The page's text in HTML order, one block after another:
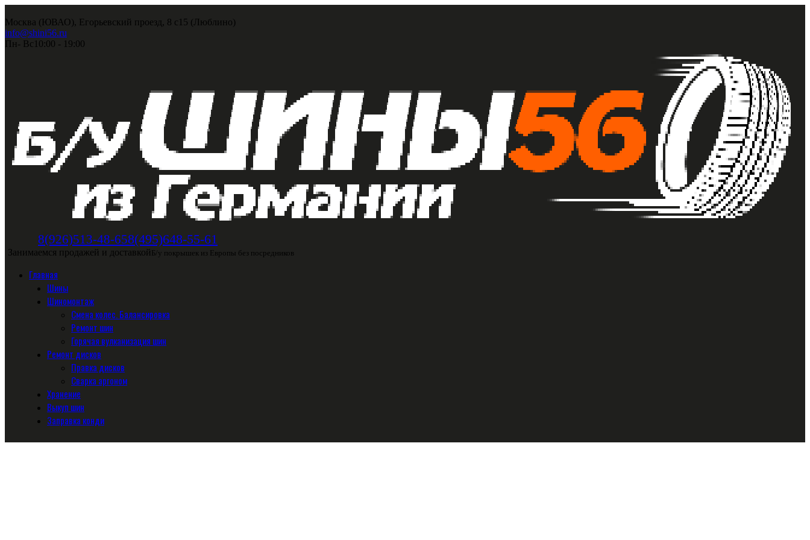
Москва (ЮВАО), Егорьевский проезд, 8 с15 (Люблино)
info@shini56.ru
Пн- Вс 10:00 - 19:00
8(926)513-48-658(495)648-55-61
Занимаемся продажей и доставкой Б/у покрышек из Европы без посредников
Главная
Шины
Шиномонтаж
Смена колес. Балансировка
Ремонт шин
Горячая вулканизация шин
Ремонт дисков
Правка дисков
Сварка аргоном
Хранение
Выкуп шин
Заправка конди